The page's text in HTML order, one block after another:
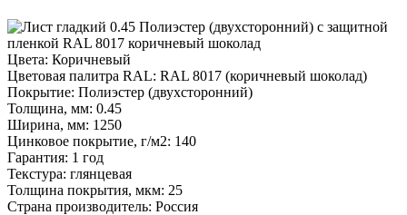
Цвета: Коричневый
Цветовая палитра RAL: RAL 8017 (коричневый шоколад)
Покрытие: Полиэстер (двухсторонний)
Толщина, мм: 0.45
Ширина, мм: 1250
Цинковое покрытие, г/м2: 140
Гарантия: 1 год
Текстура: глянцевая
Толщина покрытия, мкм: 25
Страна производитель: Россия